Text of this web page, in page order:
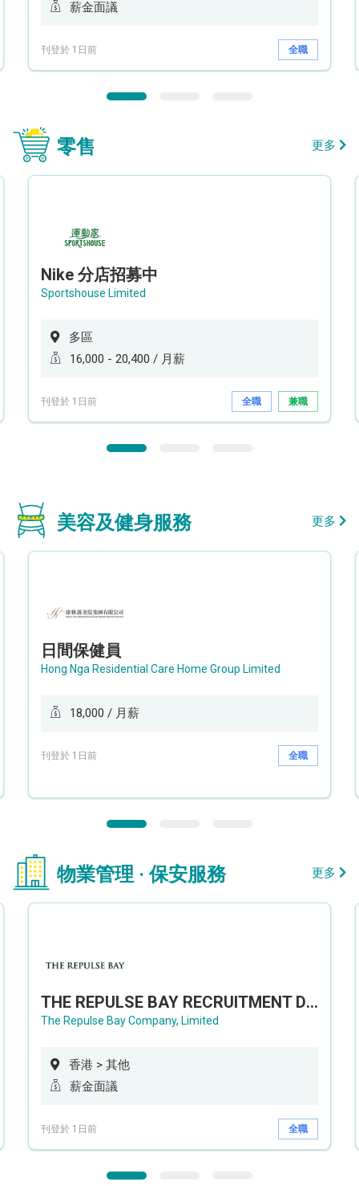
薪金面議
刊登於 1日前 全職
零售 更多
Nike 分店招募中
Sportshouse Limited
多區
16,000 - 20,400 / 月薪
刊登於 1日前 全職 兼職
美容及健身服務 更多
日間保健員
Hong Nga Residential Care Home Group Limited
18,000 / 月薪
刊登於 1日前 全職
物業管理 · 保安服務 更多
THE REPULSE BAY RECRUITMENT DAY 淺水灣影灣園人才招聘會
The Repulse Bay Company, Limited
香港 > 其他
薪金面議
刊登於 1日前 全職